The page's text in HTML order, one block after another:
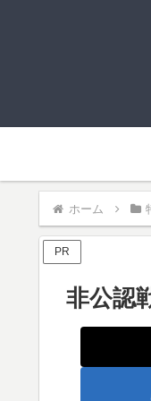
ホーム
PR
非公認